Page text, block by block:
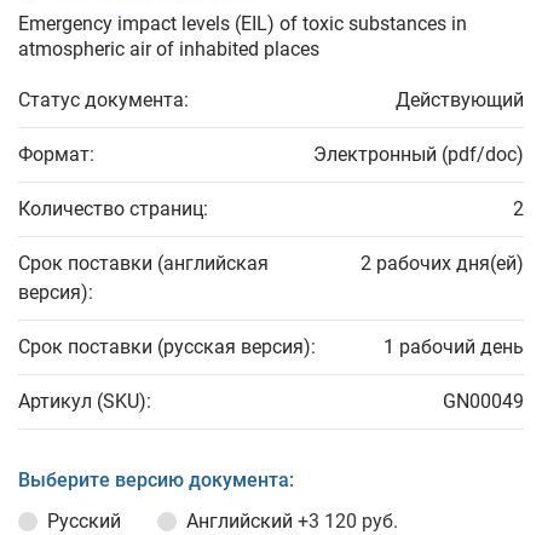
Emergency impact levels (EIL) of toxic substances in
atmospheric air of inhabited places
Статус документа: Действующий
Формат: Электронный (pdf/doc)
Количество страниц: 2
Срок поставки (английская
версия):
2 рабочих дня(ей)
Срок поставки (русская версия): 1 рабочий день
Артикул (SKU): GN00049
Выберите версию документа:
Русский
Английский +3 120 руб.